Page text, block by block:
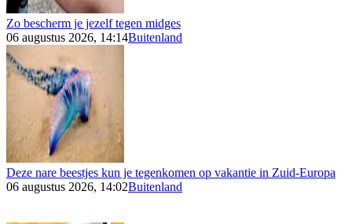
Zo bescherm je jezelf tegen midges
06 augustus 2026, 14:14Buitenland
Deze nare beestjes kun je tegenkomen op vakantie in Zuid-Europa
06 augustus 2026, 14:02Buitenland